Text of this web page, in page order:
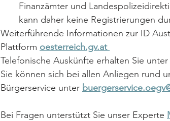
Finanzämter und
kann daher keine Registrierungen
Weiterführende Informationen zur ID
Plattform oesterreich.gv.at
Telefonische Auskünfte erhalten Sie
Sie können sich bei allen Anliegen rund
Bürgerservice unter
Bei Fragen unterstützt Sie unser Experte